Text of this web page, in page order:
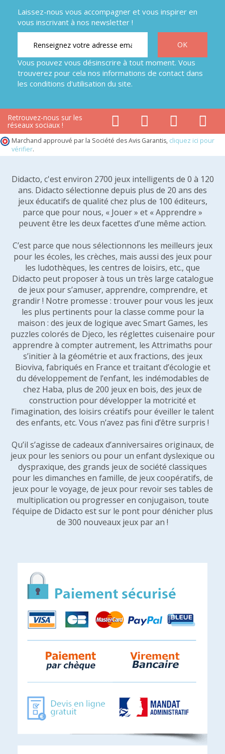
Laissez-nous vous accompagner et vous inspirer en
vous inscrivant à nos newsletter !
Vous pouvez vous désinscrire à tout moment. Vous
trouverez pour cela nos informations de contact dans
les conditions d'utilisation du site.
Retrouvez-nous sur les
réseaux sociaux !
Marchand approuvé par la Société des Avis Garantis, cliquez ici pour
vérifier.
Didacto, c'est environ 2700 jeux intelligents de 0 à 120
ans. Didacto sélectionne depuis plus de 20 ans des
jeux éducatifs de qualité chez plus de 100 éditeurs,
parce que pour nous, « Jouer » et « Apprendre »
peuvent être les deux facettes d’une même action.
C’est parce que nous sélectionnons les meilleurs jeux
pour les écoles, les crèches, mais aussi des jeux pour
les ludothèques, les centres de loisirs, etc., que
Didacto peut proposer à tous un très large catalogue
de jeux pour s’amuser, apprendre, comprendre, et
grandir ! Notre promesse : trouver pour vous les jeux
les plus pertinents pour la classe comme pour la
maison : des jeux de logique avec Smart Games, les
puzzles colorés de Djeco, les réglettes cuisenaire pour
apprendre à compter autrement, les Attrimaths pour
s’initier à la géométrie et aux fractions, des jeux
Bioviva, fabriqués en France et traitant d’écologie et
du développement de l’enfant, les indémodables de
chez Haba, plus de 200 jeux en bois, des jeux de
construction pour développer la motricité et
l’imagination, des loisirs créatifs pour éveiller le talent
des enfants, etc. Vous n’avez pas fini d’être surpris !
Qu’il s’agisse de cadeaux d’anniversaires originaux, de
jeux pour les seniors ou pour un enfant dyslexique ou
dyspraxique, des grands jeux de société classiques
pour les dimanches en famille, de jeux coopératifs, de
jeux pour le voyage, de jeux pour revoir ses tables de
multiplication ou progresser en conjugaison, toute
l’équipe de Didacto est sur le pont pour dénicher plus
de 300 nouveaux jeux par an !